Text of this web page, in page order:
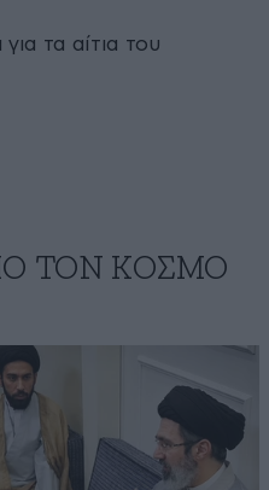
τα αίτια του
ΤΟΝ ΚΟΣΜΟ